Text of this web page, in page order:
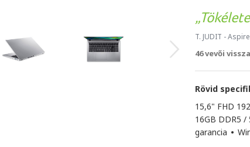
T. JUDIT -
46 vevői
Rövid
15,6" FHD
16GB DDR5 /
garancia •